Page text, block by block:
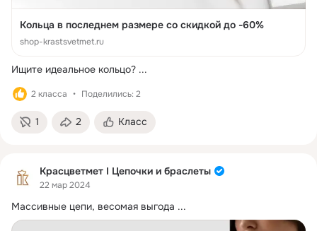
Кольца в последнем размере со скидкой до -60%
shop-krastsvetmet.ru
Ищите идеальное кольцо? ...
2 класса Поделились: 2
1 2 Класс
Красцветмет I Цепочки и браслеты
22 мар 2024
Массивные цепи, весомая выгода ...